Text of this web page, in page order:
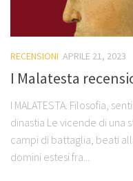
RECENSIONI APRILE 21, 2023
I Malatesta
I MALATESTA. Filosofia,
dinastia Le vicende di una
campi di battaglia, beati
domini estesi fra...